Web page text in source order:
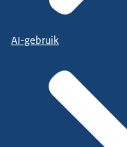
AI-gebruik